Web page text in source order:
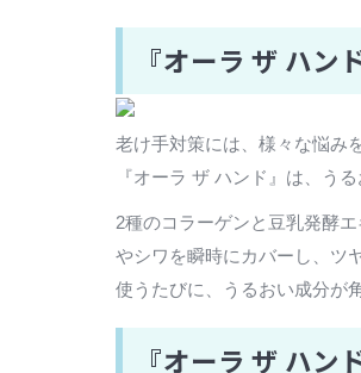
『オーラ ザ ハン
老け手対策には、様々な悩み
『オーラ ザ ハンド』は、う
2種のコラーゲンと豆乳発酵
やシワを瞬時にカバーし、ツ
使うたびに、うるおい成分が
『オーラ ザ ハン